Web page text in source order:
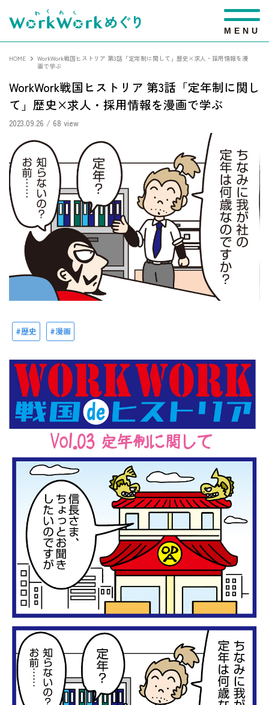
M E N U
HOME
WorkWork戦国ヒストリア 第3話「定年制に関して」歴史×求人・採用情報を漫
画で学ぶ
WorkWork戦国ヒストリア 第3話「定年制に関し
て」歴史×求人・採用情報を漫画で学ぶ
2023.09.26 / 68 view
歴史 漫画